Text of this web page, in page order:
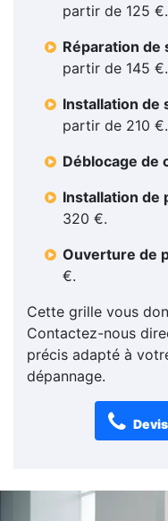
partir de 125 €.
Réparation de
partir de 145 €.
Installation de
partir de 210 €.
Déblocage de
Installation de
320 €.
Ouverture de
€.
Cette grille vous
Contactez-nous
précis adapté à
dépannage.